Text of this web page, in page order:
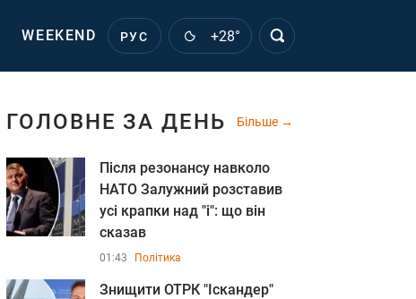
WEEKEND РУС +28°
ГОЛОВНЕ ЗА ДЕНЬ Більше
Після резонансу навколо
НАТО Залужний розставив
усі крапки над "і": що він
сказав
01:43 Політика
Знищити ОТРК "Іскандер"